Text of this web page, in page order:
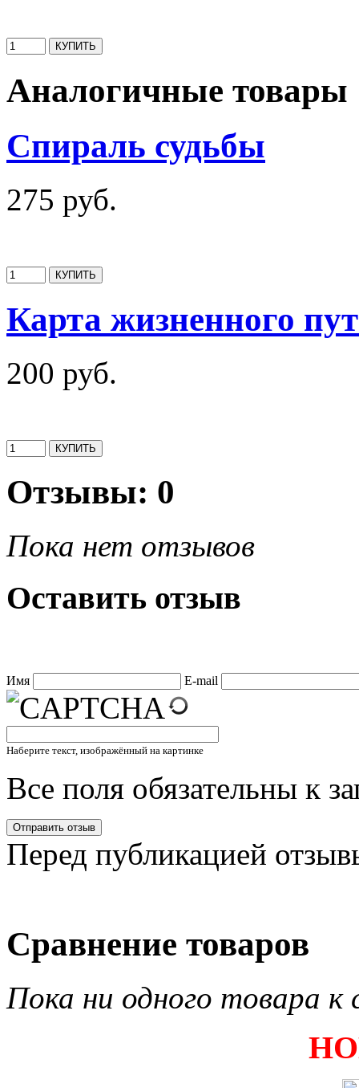
Аналогичные товары
Спираль судьбы
275 руб.
Карта жизненного
200 руб.
Отзывы: 0
Пока нет отзывов
Оставить отзыв
Имя E-mail
Наберите текст, изображённый на картинке
Все поля обязательны к
Перед публикацией
Сравнение товаров
Пока ни одного товара к